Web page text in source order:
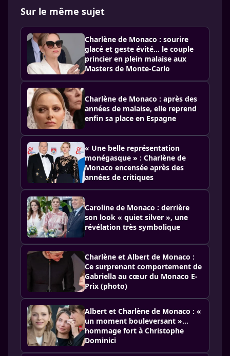
Sur le même sujet
Charlène de Monaco : sourire
glacé et geste évité… le couple
princier en plein malaise aux
Masters de Monte-Carlo
Charlène de Monaco : après des
années de malaise, elle reprend
enfin sa place en Espagne
« Une belle représentation
monégasque » : Charlène de
Monaco encensée après des
années de critiques
Caroline de Monaco : derrière
son look « quiet silver », une
révélation très symbolique
Charlène et Albert de Monaco :
Ce surprenant comportement de
Gabriella au cœur du Monaco E-
Prix (photo)
Albert et Charlène de Monaco : «
un moment bouleversant »…
hommage fort à Christophe
Dominici